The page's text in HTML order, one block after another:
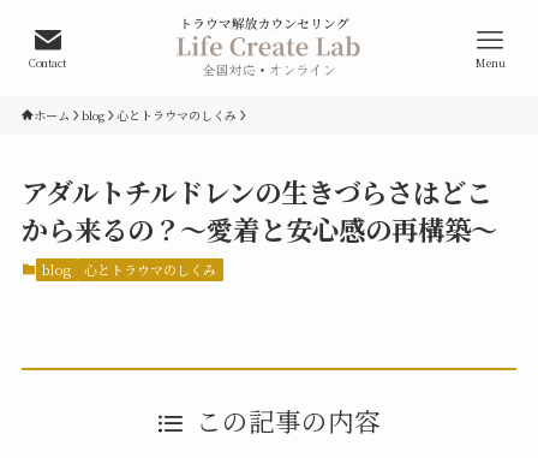
Contact Menu
ホーム blog 心とトラウマのしくみ
アダルトチルドレンの生きづらさはどこ
から来るの？～愛着と安心感の再構築～
blog 心とトラウマのしくみ
この記事の内容